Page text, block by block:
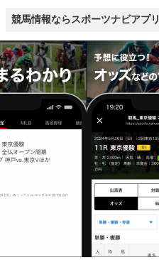
競馬情報ならスポーツナビアプリ